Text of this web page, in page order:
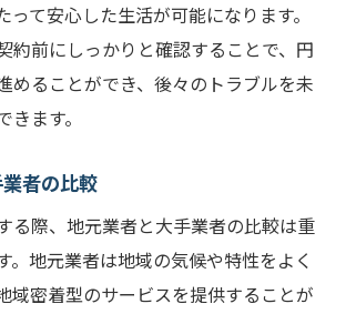
って安心した生活が可能になります。
約前にしっかりと確認することで、円
めることができ、後々のトラブルを未
ます。
者の比較
る際、地元業者と大手業者の比較は重
。地元業者は地域の気候や特性をよく
域密着型のサービスを提供することが